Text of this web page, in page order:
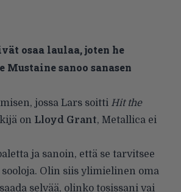
osaa laulaa, joten he
Mustaine sanoo sanasen
jossa Lars soitti Hit the
on Lloyd Grant, Metallica ei
ja sanoin, että se tarvitsee
Olin siis ylimielinen oma
selvää, olinko tosissani vai